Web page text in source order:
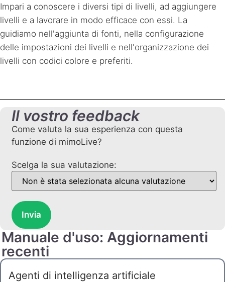
Impari a conoscere i diversi tipi di livelli, ad aggiungere
livelli e a lavorare in modo efficace con essi. La
guidiamo nell'aggiunta di fonti, nella configurazione
delle impostazioni dei livelli e nell'organizzazione dei
livelli con codici colore e preferiti.
Il vostro feedback
Come valuta la sua esperienza con questa
funzione di mimoLive?
Scelga la sua valutazione:
Invia
Manuale d'uso: Aggiornamenti
recenti
Agenti di intelligenza artificiale